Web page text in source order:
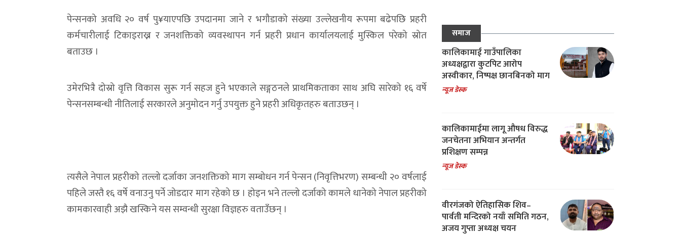
पेन्सनको अवधि २० वर्ष पु¥याएपछि उपदानमा जाने र भगौडाको संख्या उल्लेखनीय रूपमा बढेपछि प्रहरी
कर्मचारीलाई टिकाइराख्न र जनशक्तिको व्यवस्थापन गर्न प्रहरी प्रधान कार्यालयलाई मुस्किल परेको स्रोत
बताउछ ।
उमेरभित्रै दोस्रो वृत्ति विकास सुरू गर्न सहज हुने भएकाले सङ्गठनले प्राथमिकताका साथ अघि सारेको १६ वर्षे
पेन्सनसम्बन्धी नीतिलाई सरकारले अनुमोदन गर्नु उपयुक्त हुने प्रहरी अधिकृतहरु बताउछन् ।
त्यसैले नेपाल प्रहरीको तल्लो दर्जाका जनशक्तिको माग सम्बोधन गर्न पेन्सन (निवृत्तिभरण) सम्बन्धी २० वर्षलाई
पहिले जस्तै १६ वर्षे वनाउनु पर्ने जोडदार माग रहेको छ । होइन भने तल्लो दर्जाको कामले धानेको नेपाल प्रहरीको
कामकारवाही अझै खस्किने यस सम्वन्धी सुरक्षा विज्ञहरु वताउँछन् ।
समाज
कालिकामाई गाउँपालिका
अध्यक्षद्वारा कुटपिट आरोप
अस्वीकार, निष्पक्ष छानबिनको माग
न्यूज डेस्क
कालिकामाईमा लागू औषध विरुद्ध
जनचेतना अभियान अन्तर्गत
प्रशिक्षण सम्पन्न
न्यूज डेस्क
वीरगंजको ऐतिहासिक शिव–
पार्वती मन्दिरको नयाँ समिति गठन,
अजय गुप्ता अध्यक्ष चयन